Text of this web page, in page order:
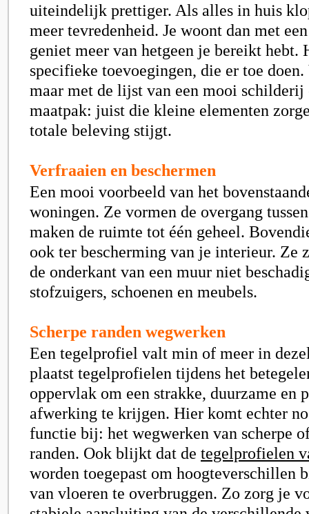
uiteindelijk prettiger. Als alles in huis
meer tevredenheid. Je woont dan met
geniet meer van hetgeen je bereikt hebt.
specifieke toevoegingen, die er toe
maar met de lijst van een mooi schilderij
maatpak: juist die kleine elementen
totale beleving stijgt.
Verfraaien en beschermen
Een mooi voorbeeld van het
woningen. Ze vormen de overgang
maken de ruimte tot één geheel.
ook ter bescherming van je interieur. Ze
de onderkant van een muur niet
stofzuigers, schoenen en meubels.
Scherpe randen wegwerken
Een tegelprofiel valt min of meer in
plaatst tegelprofielen tijdens het
oppervlak om een strakke, duurzame en
afwerking te krijgen. Hier komt echter
functie bij: het wegwerken van scherpe
randen. Ook blijkt dat de tegelprofielen
worden toegepast om hoogteverschillen
van vloeren te overbruggen. Zo zorg je